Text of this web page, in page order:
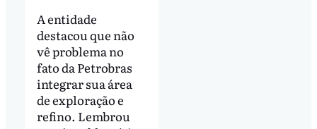
A entidade
destacou que não
vê problema no
fato da Petrobras
integrar sua área
de exploração e
refino. Lembrou